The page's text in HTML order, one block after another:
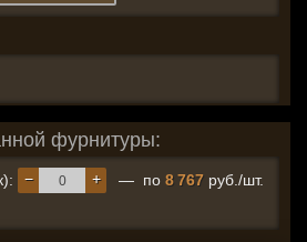
фурнитуры:
+
− — по 8 767 руб./шт.